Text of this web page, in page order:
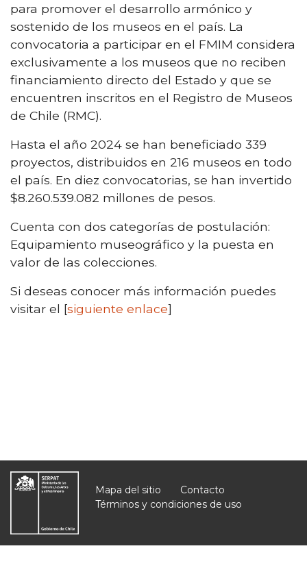
para promover el desarrollo armónico y
sostenido de los museos en el país. La
convocatoria a participar en el FMIM considera
exclusivamente a los museos que no reciben
financiamiento directo del Estado y que se
encuentren inscritos en el Registro de Museos
de Chile (RMC).
Hasta el año 2024 se han beneficiado 339
proyectos, distribuidos en 216 museos en todo
el país. En diez convocatorias, se han invertido
$8.260.539.082 millones de pesos.
Cuenta con dos categorías de postulación:
Equipamiento museográfico y la puesta en
valor de las colecciones.
Si deseas conocer más información puedes
visitar el [siguiente enlace]
Mapa del sitio
Contacto
Términos y condiciones de uso